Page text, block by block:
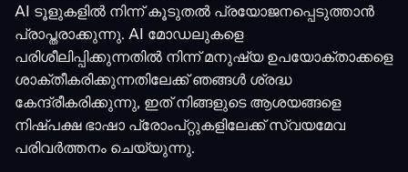
AI ടൂളുകളിൽ നിന്ന് കൂടുതൽ പ്രയോജനപ്പെടുത്താൻ
പ്രാപ്തരാക്കുന്നു. AI മോഡലുകളെ
പരിശീലിപ്പിക്കുന്നതിൽ നിന്ന് മനുഷ്യ ഉപയോക്താക്കളെ
ശാക്തീകരിക്കുന്നതിലേക്ക് ഞങ്ങൾ ശ്രദ്ധ
കേന്ദ്രീകരിക്കുന്നു, ഇത് നിങ്ങളുടെ ആശയങ്ങളെ
നിഷ്പക്ഷ ഭാഷാ പ്രോംപ്റ്റുകളിലേക്ക് സ്വയമേവ
പരിവർത്തനം ചെയ്യുന്നു.